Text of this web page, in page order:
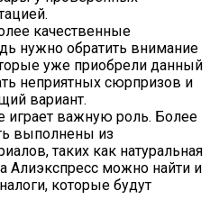
качественные
нужно обратить внимание
уже приобрели данный
неприятных сюрпризов и
вариант.
играет важную роль. Более
выполнены из
таких как натуральная
Алиэкспресс можно найти и
которые будут